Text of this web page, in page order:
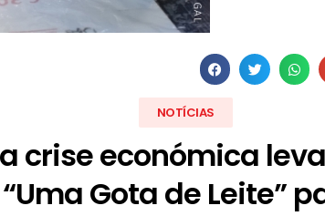
NOTÍCIAS
crise económica
Gota de Leite”